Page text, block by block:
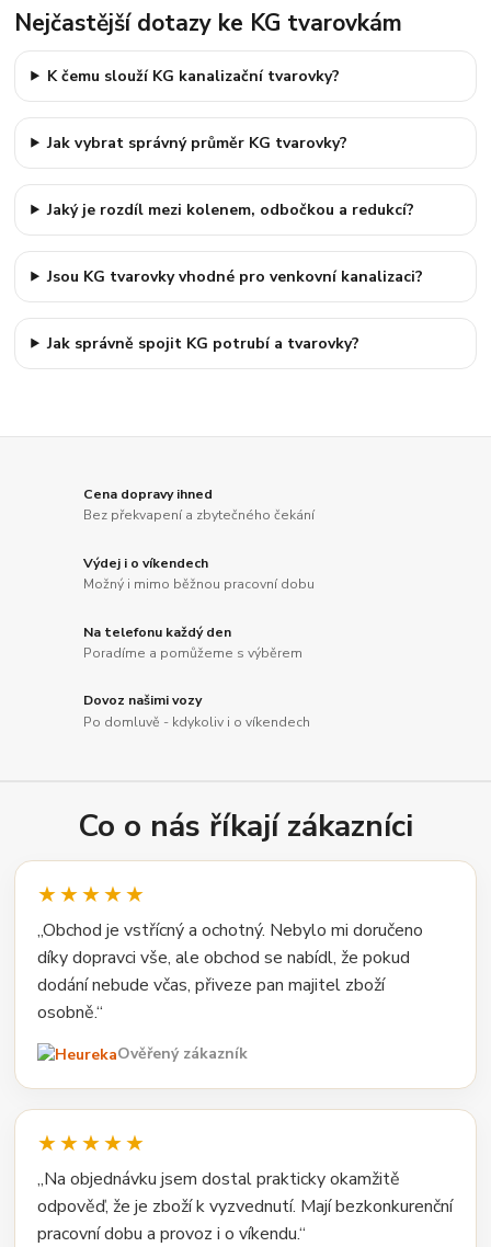
Nejčastější dotazy ke KG tvarovkám
K čemu slouží KG kanalizační tvarovky?
Jak vybrat správný průměr KG tvarovky?
Jaký je rozdíl mezi kolenem, odbočkou a redukcí?
Jsou KG tvarovky vhodné pro venkovní kanalizaci?
Jak správně spojit KG potrubí a tvarovky?
Cena dopravy ihned
Bez překvapení a zbytečného čekání
Výdej i o víkendech
Možný i mimo běžnou pracovní dobu
Na telefonu každý den
Poradíme a pomůžeme s výběrem
Dovoz našimi vozy
Po domluvě - kdykoliv i o víkendech
Co o nás říkají zákazníci
★★★★★
„Obchod je vstřícný a ochotný. Nebylo mi doručeno
díky dopravci vše, ale obchod se nabídl, že pokud
dodání nebude včas, přiveze pan majitel zboží
osobně.“
Ověřený zákazník
★★★★★
„Na objednávku jsem dostal prakticky okamžitě
odpověď, že je zboží k vyzvednutí. Mají bezkonkurenční
pracovní dobu a provoz i o víkendu.“